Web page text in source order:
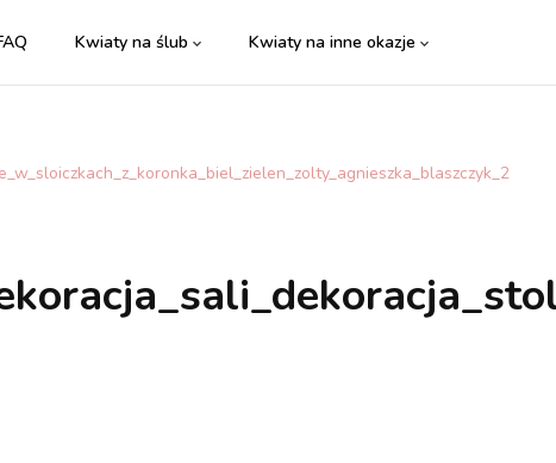
Kwiaty na ślub Kwiaty na inne okazje